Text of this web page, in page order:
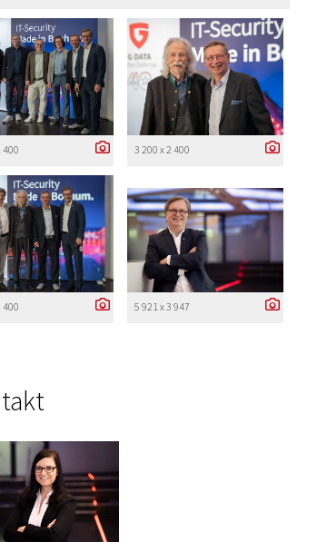
400 3 200 x 2 400
400 5 921 x 3 947